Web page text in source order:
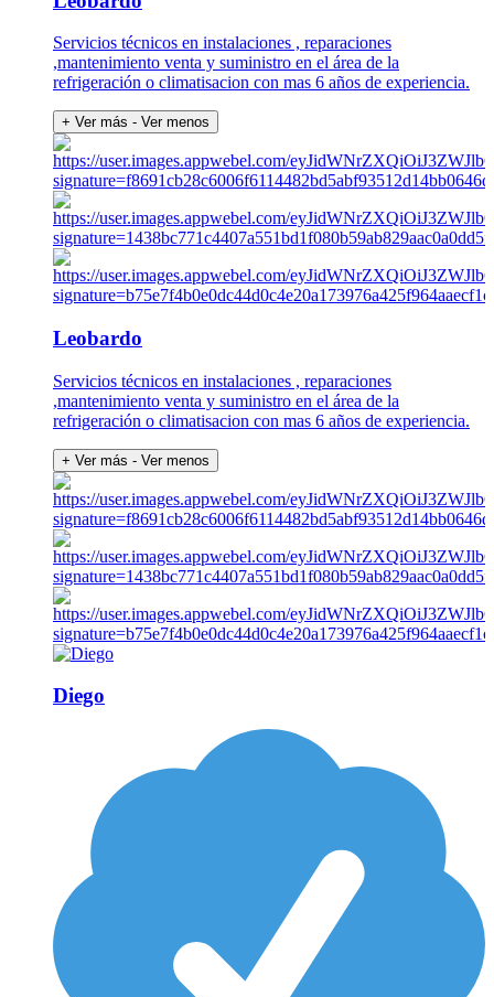
Servicios técnicos en instalaciones , reparaciones
,mantenimiento venta y suministro en el área de la
refrigeración o climatisacion con mas 6 años de experiencia.
+ Ver más - Ver menos
Leobardo
Servicios técnicos en instalaciones , reparaciones
,mantenimiento venta y suministro en el área de la
refrigeración o climatisacion con mas 6 años de experiencia.
+ Ver más - Ver menos
Diego